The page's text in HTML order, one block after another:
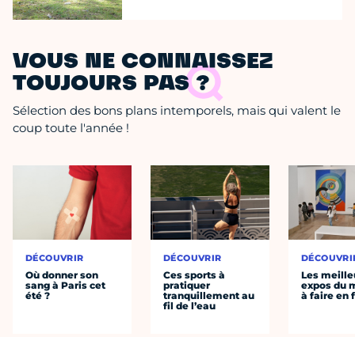
VOUS NE CONNAISSEZ
TOUJOURS PAS ?
Sélection des bons plans intemporels, mais qui valent le
coup toute l'année !
DÉCOUVRIR
Où donner son
sang à Paris cet
été ?
DÉCOUVRIR
Ces sports à
pratiquer
tranquillement au
fil de l’eau
Les
expos du
à faire en